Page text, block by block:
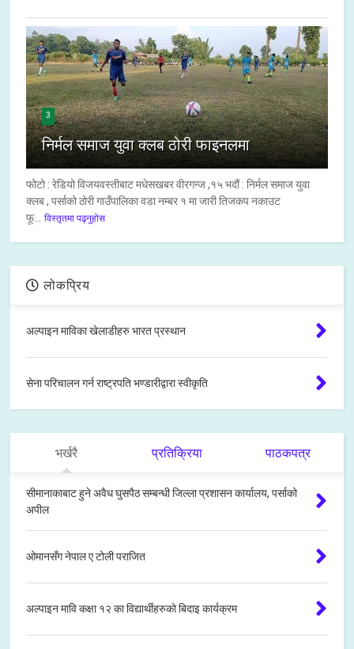
3
निर्मल समाज युवा क्लब ठोरी फाइनलमा
फोटो : रेडियो विजयवस्तीबाट मधेसखबर वीरगन्ज ,१५ भदौं : निर्मल समाज युवा
क्लब , पर्साको ठोरी गाउँपालिका वडा नम्बर १ मा जारी तिजकप नकाउट
फू...
विस्तृतमा पढ्नुहोस
लोकप्रिय
अल्पाइन माविका खेलाडीहरु भारत प्रस्थान
सेना परिचालन गर्न राष्ट्रपति भण्डारीद्वारा स्वीकृति
भर्खरै प्रतिक्रिया पाठकपत्र
सीमानाकाबाट हुने अवैध घुसपैठ सम्बन्धी जिल्ला प्रशासन कार्यालय, पर्साको
अपील
ओमानसँग नेपाल ए टोली पराजित
अल्पाइन मावि कक्षा १२ का विद्यार्थीहरुको बिदाइ कार्यक्रम